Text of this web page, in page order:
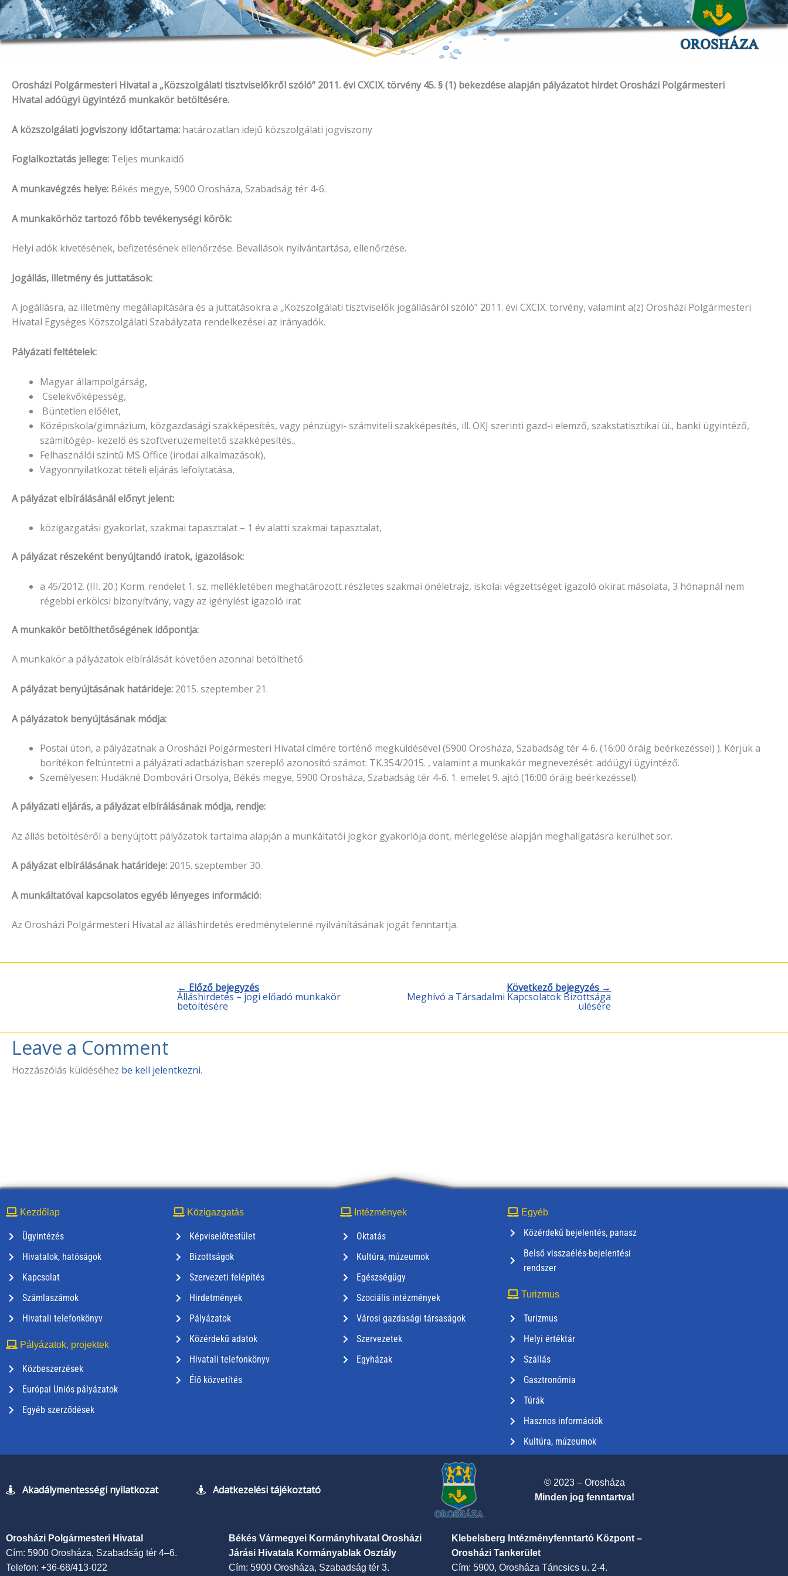
Orosházi Polgármesteri Hivatal a „Közszolgálati tisztviselőkről szóló” 2011. évi CXCIX. törvény 45. § (1) bekezdése alapján pályázatot hirdet Orosházi Polgármesteri
Hivatal adóügyi ügyintéző munkakör betöltésére.
A közszolgálati jogviszony időtartama: határozatlan idejű közszolgálati jogviszony
Foglalkoztatás jellege: Teljes munkaidő
A munkavégzés helye: Békés megye, 5900 Orosháza, Szabadság tér 4-6.
A munkakörhöz tartozó főbb tevékenységi körök:
Helyi adók kivetésének, befizetésének ellenőrzése. Bevallások nyilvántartása, ellenőrzése.
Jogállás, illetmény és juttatások:
A jogállásra, az illetmény megállapítására és a juttatásokra a „Közszolgálati tisztviselők jogállásáról szóló” 2011. évi CXCIX. törvény, valamint a(z) Orosházi Polgármesteri
Hivatal Egységes Közszolgálati Szabályzata rendelkezései az irányadók.
Pályázati feltételek:
Magyar állampolgárság,
Cselekvőképesség,
Büntetlen előélet,
Középiskola/gimnázium, közgazdasági szakképesítés, vagy pénzügyi- számviteli szakképesítés, ill. OKJ szerinti gazd-i elemző, szakstatisztikai üi., banki ügyintéző,
számítógép- kezelő és szoftverüzemeltető szakképesítés.,
Felhasználói szintű MS Office (irodai alkalmazások),
Vagyonnyilatkozat tételi eljárás lefolytatása,
A pályázat elbírálásánál előnyt jelent:
közigazgatási gyakorlat, szakmai tapasztalat – 1 év alatti szakmai tapasztalat,
A pályázat részeként benyújtandó iratok, igazolások:
a 45/2012. (III. 20.) Korm. rendelet 1. sz. mellékletében meghatározott részletes szakmai önéletrajz, iskolai végzettséget igazoló okirat másolata, 3 hónapnál nem
régebbi erkölcsi bizonyítvány, vagy az igénylést igazoló irat
A munkakör betölthetőségének időpontja:
A munkakör a pályázatok elbírálását követően azonnal betölthető.
A pályázat benyújtásának határideje: 2015. szeptember 21.
A pályázatok benyújtásának módja:
Postai úton, a pályázatnak a Orosházi Polgármesteri Hivatal címére történő megküldésével (5900 Orosháza, Szabadság tér 4-6. (16:00 óráig beérkezéssel) ). Kérjük a
borítékon feltüntetni a pályázati adatbázisban szereplő azonosító számot: TK.354/2015. , valamint a munkakör megnevezését: adóügyi ügyintéző.
Személyesen: Hudákné Dombovári Orsolya, Békés megye, 5900 Orosháza, Szabadság tér 4-6. 1. emelet 9. ajtó (16:00 óráig beérkezéssel).
A pályázati eljárás, a pályázat elbírálásának módja, rendje:
Az állás betöltéséről a benyújtott pályázatok tartalma alapján a munkáltatói jogkör gyakorlója dönt, mérlegelése alapján meghallgatásra kerülhet sor.
A pályázat elbírálásának határideje: 2015. szeptember 30.
A munkáltatóval kapcsolatos egyéb lényeges információ:
Az Orosházi Polgármesteri Hivatal az álláshirdetés eredménytelenné nyilvánításának jogát fenntartja.
← Előző bejegyzés
Álláshirdetés – jogi előadó munkakör
betöltésére
Következő bejegyzés →
Meghívó a Társadalmi Kapcsolatok Bizottsága
ülésére
Leave a Comment
Hozzászólás küldéséhez be kell jelentkezni.
Kezdőlap
Ügyintézés
Hivatalok, hatóságok
Kapcsolat
Számlaszámok
Hivatali telefonkönyv
Pályázatok, projektek
Közbeszerzések
Európai Uniós pályázatok
Egyéb szerződések
Közigazgatás
Képviselőtestület
Bizottságok
Szervezeti felépítés
Hirdetmények
Pályázatok
Közérdekű adatok
Hivatali telefonkönyv
Élő közvetítés
Intézmények
Oktatás
Kultúra, múzeumok
Egészségügy
Szociális intézmények
Városi gazdasági társaságok
Szervezetek
Egyházak
Egyéb
Közérdekű bejelentés, panasz
Belső visszaélés-bejelentési
rendszer
Turizmus
Turizmus
Helyi értéktár
Szállás
Gasztronómia
Túrák
Hasznos információk
Kultúra, múzeumok
Akadálymentességi nyilatkozat Adatkezelési tájékoztató
© 2023 – Orosháza
Minden jog fenntartva!
Orosházi Polgármesteri Hivatal
Cím: 5900 Orosháza, Szabadság tér 4–6.
Telefon: +36-68/413-022
Békés Vármegyei Kormányhivatal Orosházi
Járási Hivatala Kormányablak Osztály
Cím: 5900 Orosháza, Szabadság tér 3.
Klebelsberg Intézményfenntartó Központ –
Orosházi Tankerület
Cím: 5900, Orosháza Táncsics u. 2-4.